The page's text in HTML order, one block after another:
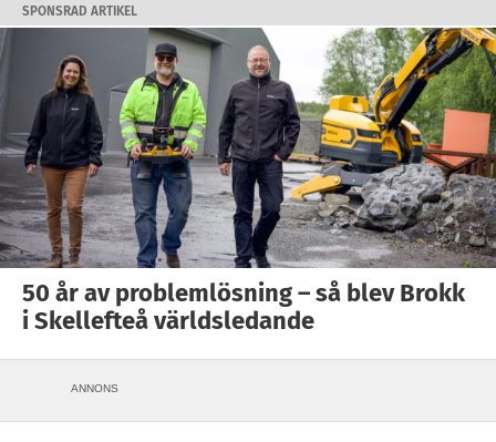
SPONSRAD ARTIKEL
50 år av problemlösning – så blev Brokk
i Skellefteå världsledande
ANNONS